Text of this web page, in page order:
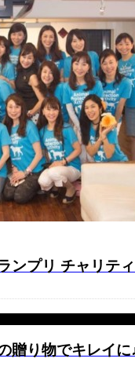
ンプリ チャリテ
贈り物でキレイに